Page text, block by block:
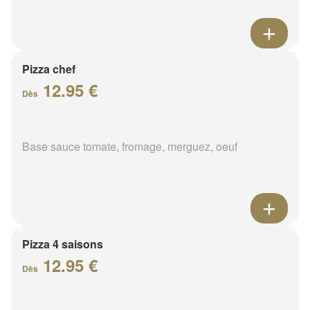
Pizza chef
Dès 12.95 €
Base sauce tomate, fromage, merguez, oeuf
Pizza 4 saisons
Dès 12.95 €